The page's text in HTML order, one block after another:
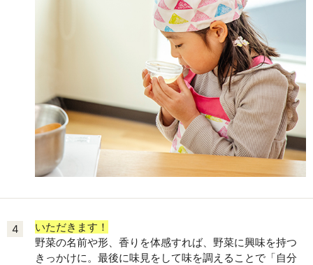
4
いただきます！
野菜の名前や形、香りを体感すれば、野菜に興味を持つ
きっかけに。最後に味見をして味を調えることで「自分